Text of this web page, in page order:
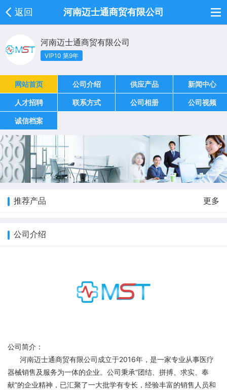
返回 河南迈士通商贸有限公司
河南迈士通商贸有限公司
VIP10 第9年
网站首页 公司介绍 供应产品 新闻中心
人才招聘 联系方式 公司相册 公司视频
诚信档案
推荐产品 更多
公司介绍
公司简介：
河南迈士通商贸有限公司成立于2016年，是一家专业从事医疗
器械销售及服务为一体的企业。公司秉承“团结、拼搏、求实、奉
献”的企业精神，已汇聚了一大批学有专长，经验丰富的销售人员和